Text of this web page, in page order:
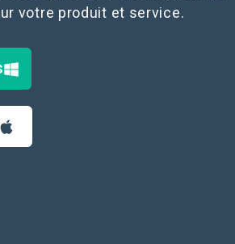
votre produit et service.